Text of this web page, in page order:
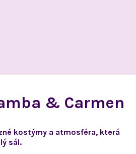
& Carmen
kostýmy a atmosféra, která
sál.